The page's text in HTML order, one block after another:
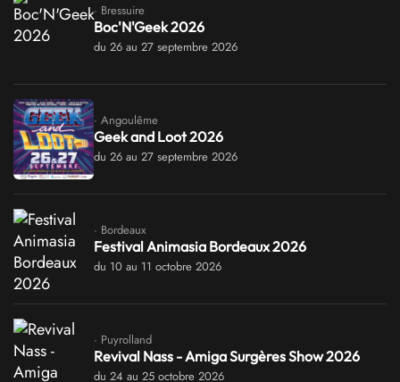
· Bressuire
Boc'N'Geek 2026
du 26 au 27 septembre 2026
· Angoulême
Geek and Loot 2026
du 26 au 27 septembre 2026
· Bordeaux
Festival Animasia Bordeaux 2026
du 10 au 11 octobre 2026
· Puyrolland
Revival Nass - Amiga Surgères Show 2026
du 24 au 25 octobre 2026